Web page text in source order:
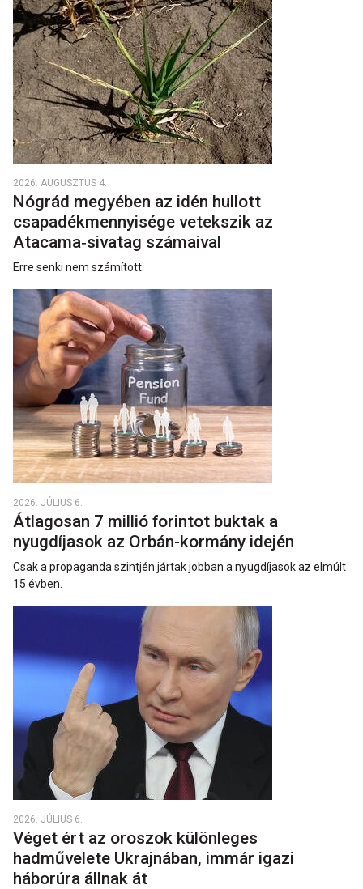
2026. AUGUSZTUS 4.
Nógrád megyében az idén hullott
csapadékmennyisége vetekszik az
Atacama‑sivatag számaival
Erre senki nem számított.
2026. JÚLIUS 6.
Átlagosan 7 millió forintot buktak a
nyugdíjasok az Orbán-kormány idején
Csak a propaganda szintjén jártak jobban a nyugdíjasok az elmúlt
15 évben.
2026. JÚLIUS 6.
Véget ért az oroszok különleges
hadművelete Ukrajnában, immár igazi
háborúra állnak át